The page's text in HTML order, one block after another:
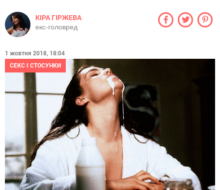
КІРА ГІРЖЕВА
екс-головред
1 жовтня 2018, 18:04
СЕКС І СТОСУНКИ